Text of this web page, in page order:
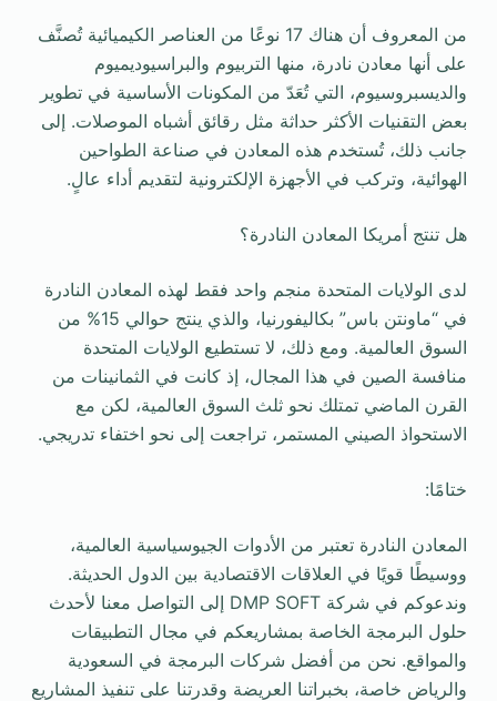
من المعروف أن هناك 17 نوعًا من العناصر الكيميائية تُصنَّف
على أنها معادن نادرة، منها التربيوم والبراسيوديميوم
والديسبروسيوم، التي تُعَدّ من المكونات الأساسية في تطوير
بعض التقنيات الأكثر حداثة مثل رقائق أشباه الموصلات. إلى
جانب ذلك، تُستخدم هذه المعادن في صناعة الطواحين
الهوائية، وتركب في الأجهزة الإلكترونية لتقديم أداء عالٍ.
هل تنتج أمريكا المعادن النادرة؟
لدى الولايات المتحدة منجم واحد فقط لهذه المعادن النادرة
في “ماونتن باس” بكاليفورنيا، والذي ينتج حوالي 15% من
السوق العالمية. ومع ذلك، لا تستطيع الولايات المتحدة
منافسة الصين في هذا المجال، إذ كانت في الثمانينات من
القرن الماضي تمتلك نحو ثلث السوق العالمية، لكن مع
الاستحواذ الصيني المستمر، تراجعت إلى نحو اختفاء تدريجي.
ختامًا:
المعادن النادرة تعتبر من الأدوات الجيوسياسية العالمية،
ووسيطًا قويًا في العلاقات الاقتصادية بين الدول الحديثة.
وندعوكم في شركة DMP SOFT إلى التواصل معنا لأحدث
حلول البرمجة الخاصة بمشاريعكم في مجال التطبيقات
والمواقع. نحن من أفضل شركات البرمجة في السعودية
والرياض خاصة، بخبراتنا العريضة وقدرتنا على تنفيذ المشاريع